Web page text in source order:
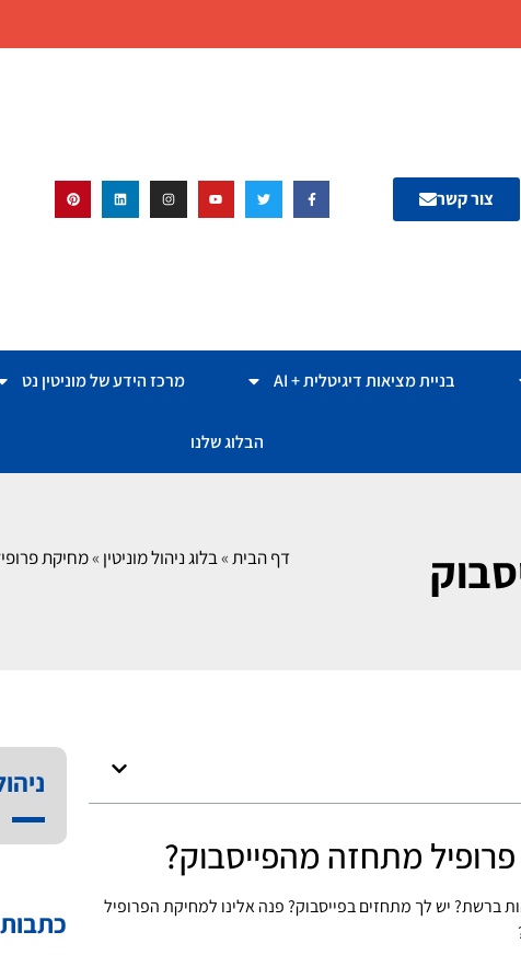
צור קשר
בניית מציאות דיגיטלית + AI מרכז הידע של מוניטין נט
הבלוג שלנו
דף הבית»בלוג ניהול מוניטין »מחיקת
פרופיל מתחזה מהפייסבוק?
ברשת? יש לך מתחזים בפייסבוק? פנה אלינו למחיקת הפרופיל